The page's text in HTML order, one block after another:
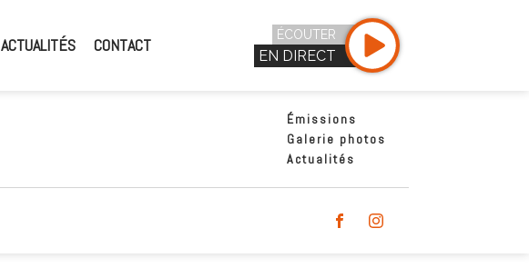
ACTUALITÉS CONTACT
ÉCOUTER
EN DIRECT
Émissions
Galerie photos
Actualités